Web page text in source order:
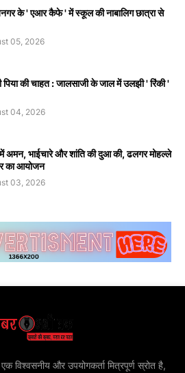
के ' एआर कैफे ' में स्कूल की नाबालिग छात्रा से
05, 2026
पिया की चाहत : जालसाजी के जाल में उलझी ' रिंकी '
04, 2026
अमन, भाईचारे और शांति की दुआ की, ढलगर मोहल्ले
का आयोजन
03, 2026
विश्वसनीय और उपयोगकर्ता मित्रपूर्ण स्रोत है,